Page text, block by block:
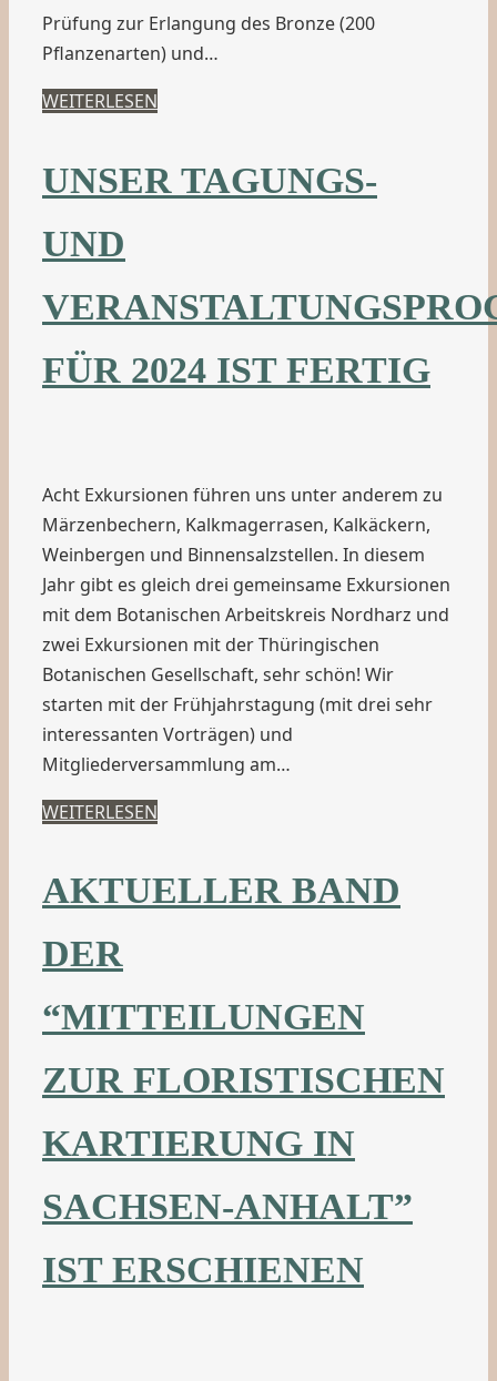
Prüfung zur Erlangung des Bronze (200
Pflanzenarten) und…
WEITERLESEN
UNSER TAGUNGS-
UND
FÜR 2024 IST FERTIG
Acht Exkursionen führen uns unter anderem zu
Märzenbechern, Kalkmagerrasen, Kalkäckern,
Weinbergen und Binnensalzstellen. In diesem
Jahr gibt es gleich drei gemeinsame Exkursionen
mit dem Botanischen Arbeitskreis Nordharz und
zwei Exkursionen mit der Thüringischen
Botanischen Gesellschaft, sehr schön! Wir
starten mit der Frühjahrstagung (mit drei sehr
interessanten Vorträgen) und
Mitgliederversammlung am…
WEITERLESEN
AKTUELLER BAND
DER
“MITTEILUNGEN
ZUR FLORISTISCHEN
KARTIERUNG IN
SACHSEN-ANHALT”
IST ERSCHIENEN